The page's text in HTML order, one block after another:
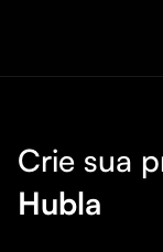
Crie sua
Hubla